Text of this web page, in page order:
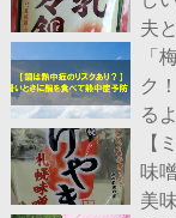
夫
「
ク
る
【
味
美